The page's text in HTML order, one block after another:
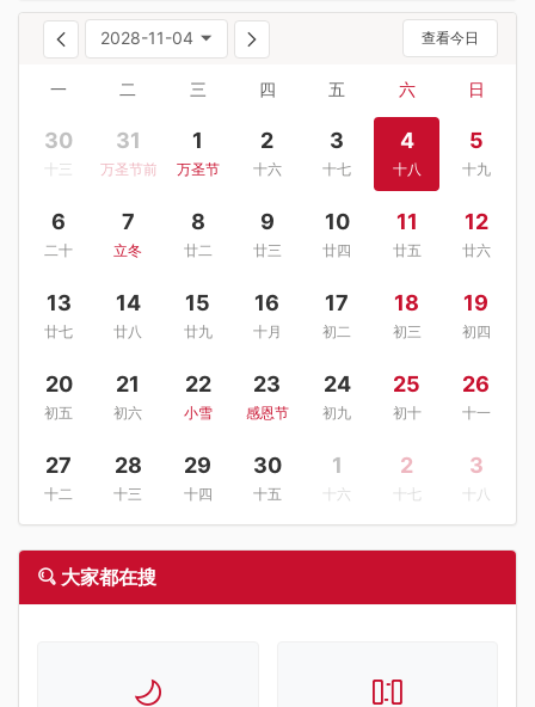
2028-11-04 查看今日
一 二 三 四 五 六 日
30
十三
31
万圣节前夜
1
万圣节
2
十六
3
十七
4
十八
5
十九
6
二十
7
立冬
8
廿二
9
廿三
10
廿四
11
廿五
12
廿六
13
廿七
14
廿八
15
廿九
16
十月
17
初二
18
初三
19
初四
20
初五
21
初六
22
小雪
23
感恩节
24
初九
25
初十
26
十一
27
十二
28
十三
29
十四
30
十五
1
十六
2
十七
3
十八
大家都在搜